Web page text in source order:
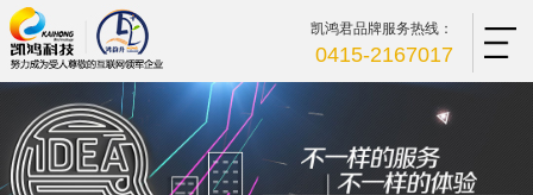
凯鸿君品牌服务热线：
0415-2167017